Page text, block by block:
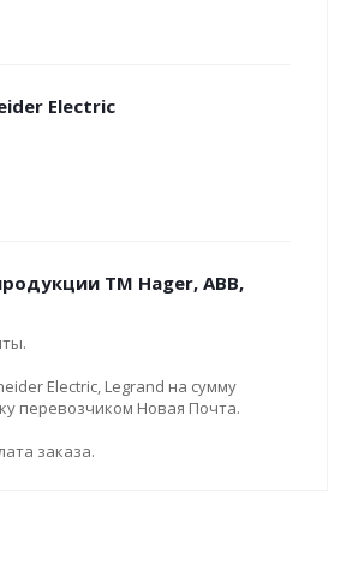
Electric
ТМ Hager, ABB,
Electric, Legrand на сумму
перевозчиком Новая Почта.
заказа.